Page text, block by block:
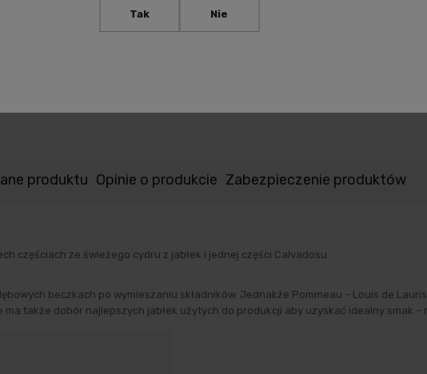
produktu Opinie o produkcie Zabezpieczenie produktów
częściach ze świeżego cydru z jabłek i jednej części Calvadosu.
beczkach po wymieszaniu składników. Jednakże Pommeau – Louis de
także dobór najlepszych jabłek użytych do produkcji aby uzyskać idealny smak –
Tak Nie